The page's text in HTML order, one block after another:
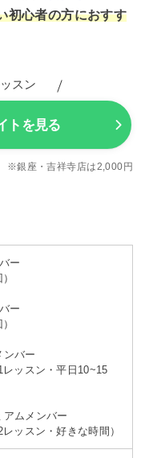
初心者の方におすす
スン
トを見る
※銀座・吉祥寺店は2,000円
ー
ー
ンバー
ッスン・平日10~15
アムメンバー
ッスン・好きな時間）